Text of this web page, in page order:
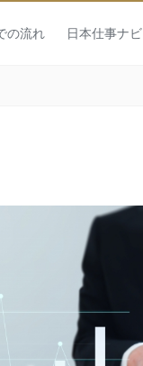
の流れ 日本仕事ナビ